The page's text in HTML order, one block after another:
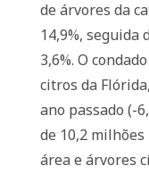
de árvores da
14,9%, seguida
3,6%. O
citros da
ano passado (-
de 10,2
área e árvores